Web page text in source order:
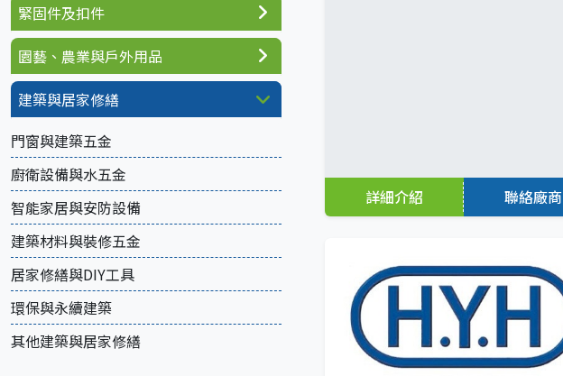
詳細介紹 聯絡廠商
緊固件及扣件
園藝、農業與戶外用品
建築與居家修繕
門窗與建築五金
廚衛設備與水五金
智能家居與安防設備
建築材料與裝修五金
居家修繕與DIY工具
環保與永續建築
其他建築與居家修繕